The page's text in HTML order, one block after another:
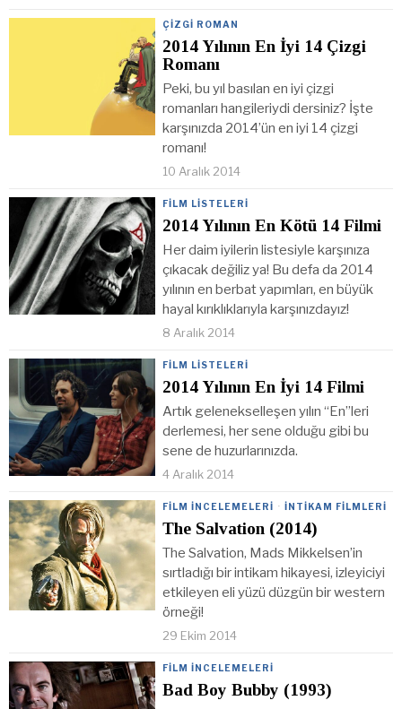
ÇIZGI ROMAN
2014 Yılının En İyi 14 Çizgi
Romanı
Peki, bu yıl basılan en iyi çizgi
romanları hangileriydi dersiniz? İşte
karşınızda 2014’ün en iyi 14 çizgi
romanı!
10 Aralık 2014
FILM LISTELERI
2014 Yılının En Kötü 14 Filmi
Her daim iyilerin listesiyle karşınıza
çıkacak değiliz ya! Bu defa da 2014
yılının en berbat yapımları, en büyük
hayal kırıklıklarıyla karşınızdayız!
8 Aralık 2014
FILM LISTELERI
2014 Yılının En İyi 14 Filmi
Artık gelenekselleşen yılın “En”leri
derlemesi, her sene olduğu gibi bu
sene de huzurlarınızda.
4 Aralık 2014
FILM İNCELEMELERI · İNTIKAM FILMLERI
The Salvation (2014)
The Salvation, Mads Mikkelsen’in
sırtladığı bir intikam hikayesi, izleyiciyi
etkileyen eli yüzü düzgün bir western
örneği!
29 Ekim 2014
FILM İNCELEMELERI
Bad Boy Bubby (1993)